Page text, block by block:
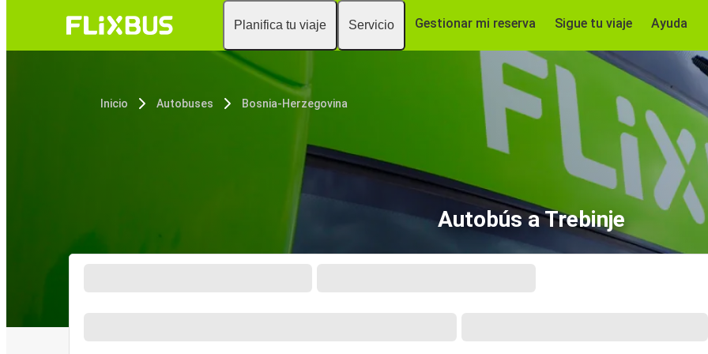
Planifica tu viaje Servicio Gestionar mi reserva Sigue tu viaje Ayuda
Inicio Autobuses Bosnia-Herzegovina
Autobús a Trebinje